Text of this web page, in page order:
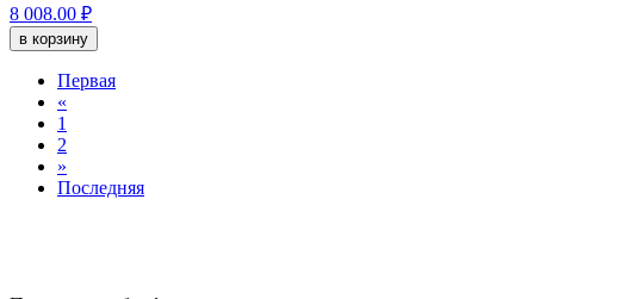
8 008.00 ₽
в корзину
Первая
«
1
2
»
Последняя